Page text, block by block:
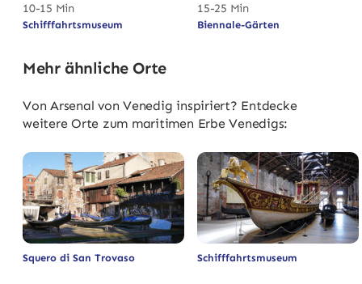
10-15 Min
Schifffahrtsmuseum
15-25 Min
Biennale-Gärten
Mehr ähnliche Orte
Von Arsenal von Venedig inspiriert? Entdecke
weitere Orte zum maritimen Erbe Venedigs:
Squero di San Trovaso Schifffahrtsmuseum